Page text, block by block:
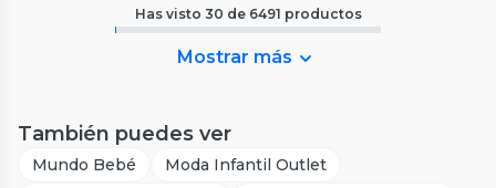
Has visto 30 de 6491 productos
Mostrar más
También puedes ver
Mundo Bebé
Moda Infantil Outlet